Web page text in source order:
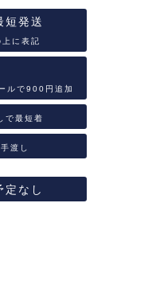
短発送
に表記
ルで900円追加
で最短着
渡し
定なし